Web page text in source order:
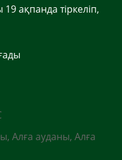
ақпанда тіркеліп,
Алға ауданы, Алға